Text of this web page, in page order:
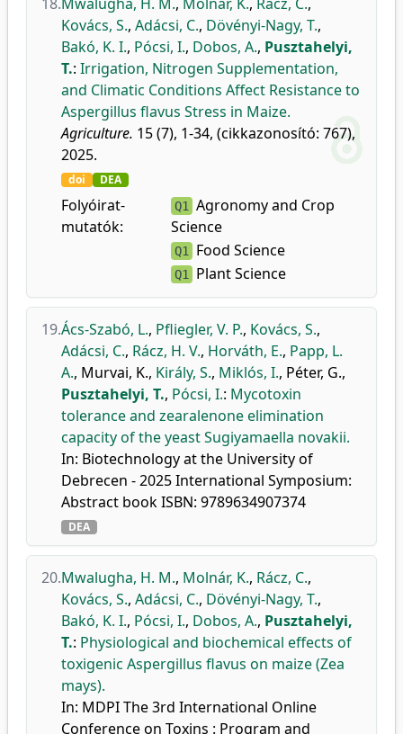
Kovács, S., Adácsi, C., Dövényi-Nagy, T.,
Bakó, K. I., Pócsi, I., Dobos, A., Pusztahelyi,
T.: Irrigation, Nitrogen Supplementation,
and Climatic Conditions Affect Resistance to
Aspergillus flavus Stress in Maize.
Agriculture. 15 (7), 1-34, (cikkazonosító: 767),
2025.
doi DEA
Folyóirat-
mutatók:
Q1
Agronomy and Crop
Science
Q1 Food Science
Q1 Plant Science
19.Ács-Szabó, L., Pfliegler, V. P., Kovács, S.,
Adácsi, C., Rácz, H. V., Horváth, E., Papp, L.
A., Murvai, K., Király, S., Miklós, I., Péter, G.,
Pusztahelyi, T., Pócsi, I.: Mycotoxin
tolerance and zearalenone elimination
capacity of the yeast Sugiyamaella novakii.
In: Biotechnology at the University of
Debrecen - 2025 International Symposium:
Abstract book ISBN: 9789634907374
DEA
20.Mwalugha, H. M., Molnár, K., Rácz, C.,
Kovács, S., Adácsi, C., Dövényi-Nagy, T.,
Bakó, K. I., Pócsi, I., Dobos, A., Pusztahelyi,
T.: Physiological and biochemical effects of
toxigenic Aspergillus flavus on maize (Zea
mays).
In: MDPI The 3rd International Online
Conference on Toxins : Program and